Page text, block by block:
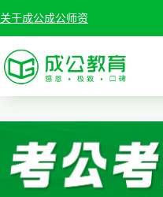
关于成公成公师资